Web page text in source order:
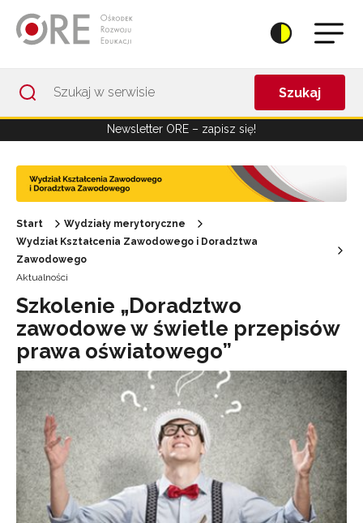
Szukaj
Newsletter ORE – zapisz się!
Start
Wydziały merytoryczne
Wydział Kształcenia Zawodowego i Doradztwa
Zawodowego
Aktualności
Szkolenie „Doradztwo
zawodowe w świetle przepisów
prawa oświatowego”